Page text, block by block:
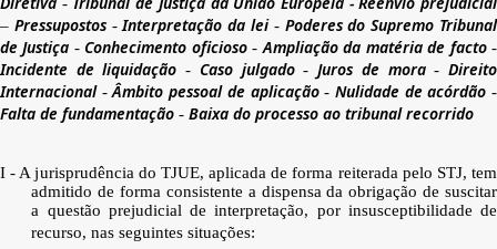
– Pressupostos-Interpretação da lei- Poderes do Supremo Tribunal
de Justiça - Conhecimento oficioso- Ampliação da matéria de facto-
Incidente de liquidação - Caso julgado- Juros de mora-Direito
Internacional-Âmbito pessoal de aplicação- Nulidade de acórdão -
Falta de fundamentação - Baixa do processo ao tribunal recorrido
I - A jurisprudência do TJUE, aplicada de forma reiterada pelo STJ, tem
admitido de forma consistente a dispensa da obrigação de suscitar
a questão prejudicial de interpretação, por insusceptibilidade de
recurso, nas seguintes situações: